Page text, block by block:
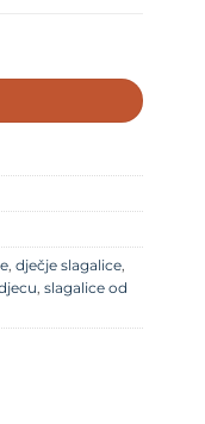
, dječje slagalice,
, slagalice od